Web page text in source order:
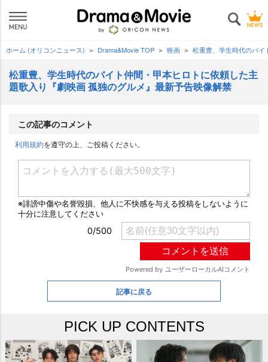
ホーム (オリコンニュース) Drama&Movie TOP 映画 松重豊、学生時代のバ
松重豊、学生時代のバイト仲間・甲本ヒロトに依頼した主
題歌入り『劇映画 孤独のグルメ』最新予告映像解禁
この記事のコメント
利用規約を遵守の上、ご投稿ください。
記事に戻る
PICK UP CONTENTS